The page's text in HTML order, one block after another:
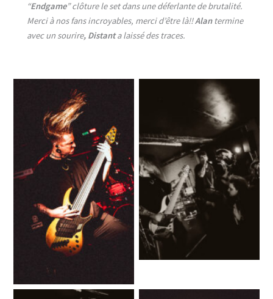
“Endgame” clôture le set dans une déferlante de brutalité.
Merci à nos fans incroyables, merci d’être là!!Alantermine
avec un sourire, Distanta laissé des traces.
No Caption
No Caption